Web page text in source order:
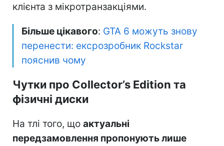
клієнта з мікротранзакціями.
Більше цікавого: GTA 6 можуть знову
перенести: ексрозробник Rockstar
пояснив чому
Чутки про Collector’s Edition та
фізичні диски
На тлі того, що актуальні
передзамовлення пропонують лише